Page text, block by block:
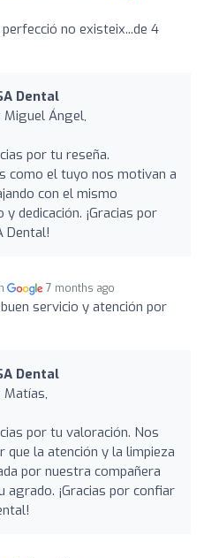
no existeix...de 4
Dental
Miguel Ángel,
por tu reseña.
como el tuyo nos motivan a
con el mismo
dedicación. ¡Gracias por
Dental!
7 months ago
servicio y atención por
Dental
Matías,
por tu valoración. Nos
que la atención y la limpieza
por nuestra compañera
agrado. ¡Gracias por confiar